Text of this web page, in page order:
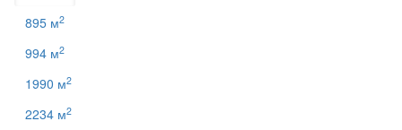
895 м2
994 м2
1990 м2
2234 м2